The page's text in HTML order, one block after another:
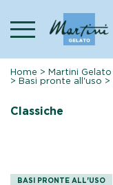
content
Home >Martini Gelato
>Basi pronte all'uso >
Classiche
BASI PRONTE ALL'USO